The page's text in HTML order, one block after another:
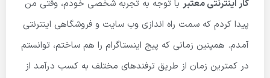
کار اینترنتی معتبر با توجه به تجربه شخصی خودم، وقتی من
پیدا کردم که سمت راه اندازی وب سایت و فروشگاهی اینترنتی
آمدم. همپنین زمانی که پیج اینستاگرام را هم ساختم، توانستم
در کمترین زمان از طریق ترفندهای مختلف به کسب درآمد از